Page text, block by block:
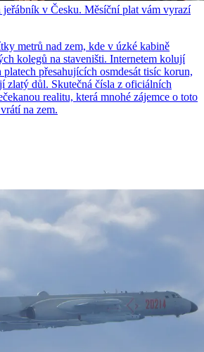
v Česku. Měsíční plat vám vyrazí
metrů nad zem, kde v úzké kabině
kolegů na staveništi. Internetem kolují
přesahujících osmdesát tisíc korun,
zlatý důl. Skutečná čísla z oficiálních
realitu, která mnohé zájemce o toto
na zem.